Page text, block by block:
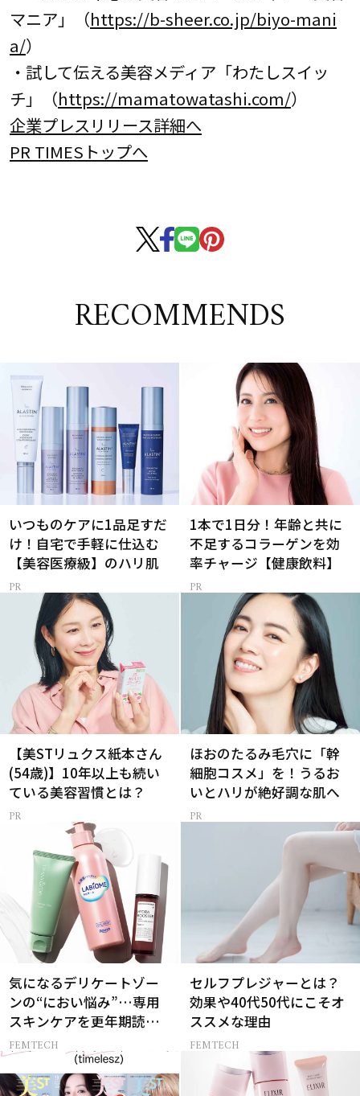
マニア」（https://b-sheer.co.jp/biyo-mani
a/）
・試して伝える美容メディア「わたしスイッ
チ」（https://mamatowatashi.com/）
企業プレスリリース詳細へ
PR TIMESトップへ
RECOMMENDS
いつものケアに1品足すだ
け！自宅で手軽に仕込む
【美容医療級】のハリ肌
1本で1日分！年齢と共に
不足するコラーゲンを効
率チャージ【健康飲料】
【美STリュクス紙本さん
(54歳)】10年以上も続い
ている美容習慣とは？
ほおのたるみ毛穴に「幹
細胞コスメ」を！うるお
いとハリが絶好調な肌へ
気になるデリケートゾー
ンの“におい悩み”…専用
スキンケアを更年期読者
が本気でお試し！
FEMTECH
セルフプレジャーとは？
効果や40代50代にこそオ
ススメな理由
FEMTECH